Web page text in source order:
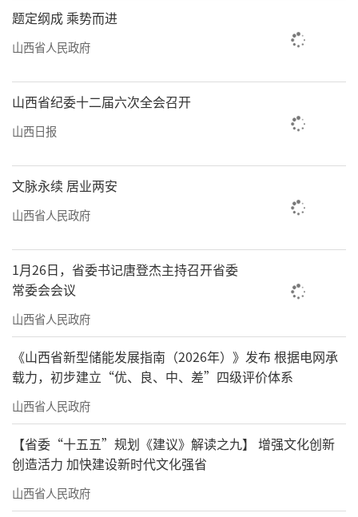
题定纲成 乘势而进
山西省人民政府
山西省纪委十二届六次全会召开
山西日报
文脉永续 居业两安
山西省人民政府
1月26日，省委书记唐登杰主持召开省委
常委会会议
山西省人民政府
《山西省新型储能发展指南（2026年）》发布 根据电网承
载力，初步建立“优、良、中、差”四级评价体系
山西省人民政府
【省委“十五五”规划《建议》解读之九】 增强文化创新
创造活力 加快建设新时代文化强省
山西省人民政府